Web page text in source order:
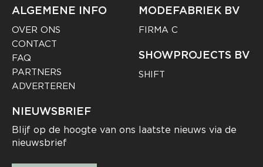
ALGEMENE INFO
OVER ONS
CONTACT
FAQ
PARTNERS
ADVERTEREN
MODEFABRIEK BV
FIRMA C
SHOWPROJECTS BV
SHIFT
NIEUWSBRIEF
Blijf op de hoogte van ons laatste nieuws via de
nieuwsbrief